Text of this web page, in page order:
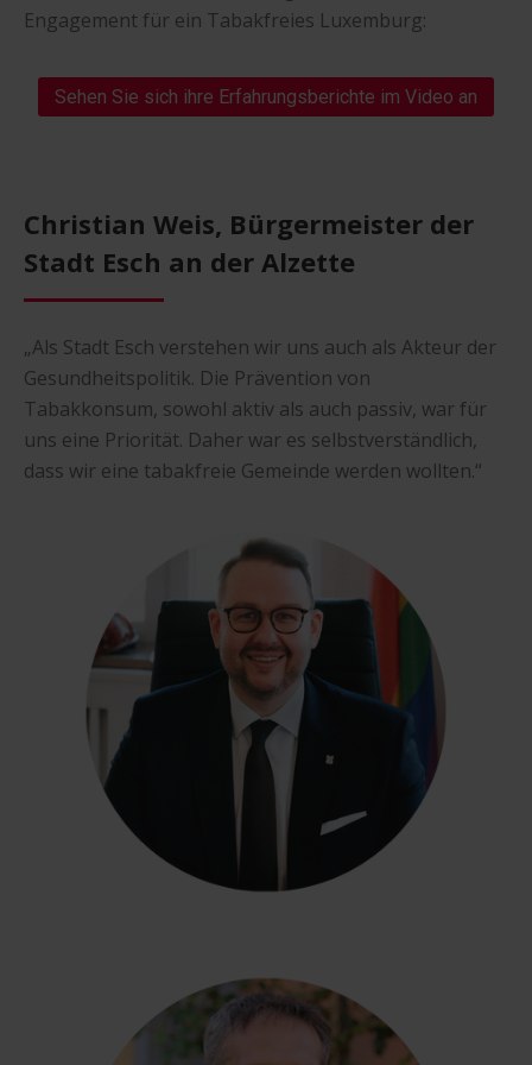
Engagement für ein Tabakfreies Luxemburg:
Sehen Sie sich ihre Erfahrungsberichte im Video an
Christian Weis, Bürgermeister der
Stadt Esch an der Alzette
„Als Stadt Esch verstehen wir uns auch als Akteur der
Gesundheitspolitik. Die Prävention von
Tabakkonsum, sowohl aktiv als auch passiv, war für
uns eine Priorität. Daher war es selbstverständlich,
dass wir eine tabakfreie Gemeinde werden wollten.“